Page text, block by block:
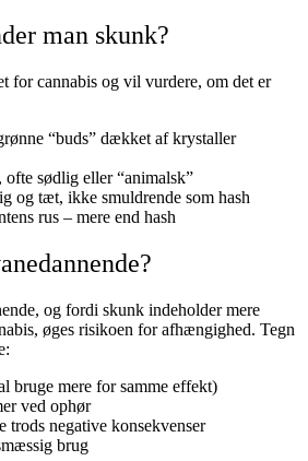
man skunk?
for cannabis og vil vurdere, om det er
“buds” dækket af krystaller
sødlig eller “animalsk”
og tæt, ikke smuldrende som hash
rus – mere end hash
og fordi skunk indeholder mere
øges risikoen for afhængighed. Tegn
bruge mere for samme effekt)
ved ophør
trods negative konsekvenser
brug